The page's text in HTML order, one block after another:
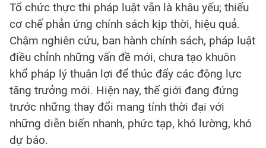
Tổ chức thực thi pháp luật vẫn là khâu yếu; thiếu
cơ chế phản ứng chính sách kịp thời, hiệu quả.
Chậm nghiên cứu, ban hành chính sách, pháp luật
điều chỉnh những vấn đề mới, chưa tạo khuôn
khổ pháp lý thuận lợi để thúc đẩy các động lực
tăng trưởng mới. Hiện nay, thế giới đang đứng
trước những thay đổi mang tính thời đại với
những diễn biến nhanh, phức tạp, khó lường, khó
dự báo.